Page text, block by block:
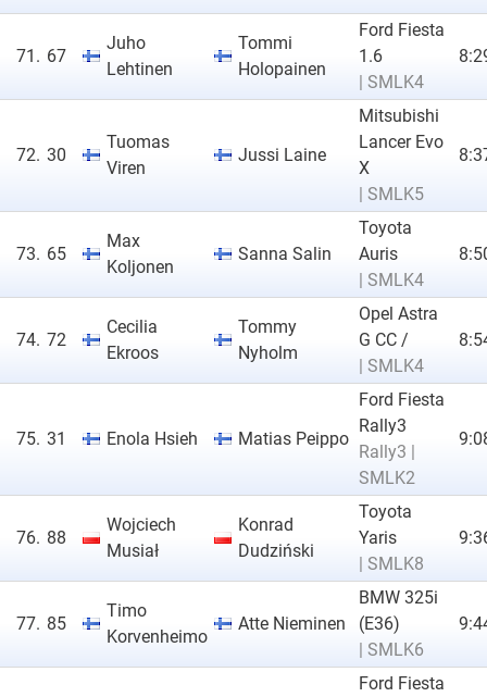
71. 67
Juho
Lehtinen
Tommi
Holopainen
Ford Fiesta
1.6
| SMLK4
72. 30
Tuomas
Viren
Jussi Laine
Mitsubishi
Lancer Evo
X
| SMLK5
73. 65
Max
Koljonen
Sanna Salin
Toyota
Auris
| SMLK4
74. 72
Cecilia
Ekroos
Tommy
Nyholm
Opel Astra
G CC /
| SMLK4
75. 31 Enola Hsieh Matias Peippo
Ford Fiesta
Rally3
Rally3 |
SMLK2
76. 88
Wojciech
Musiał
Konrad
Dudziński
Toyota
Yaris
| SMLK8
77. 85
Timo
Korvenheimo
Atte Nieminen
BMW 325i
(E36)
| SMLK6
Ford Fiesta